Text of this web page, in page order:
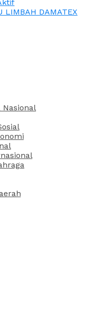
LIMBAH DAMATEX
Nasional